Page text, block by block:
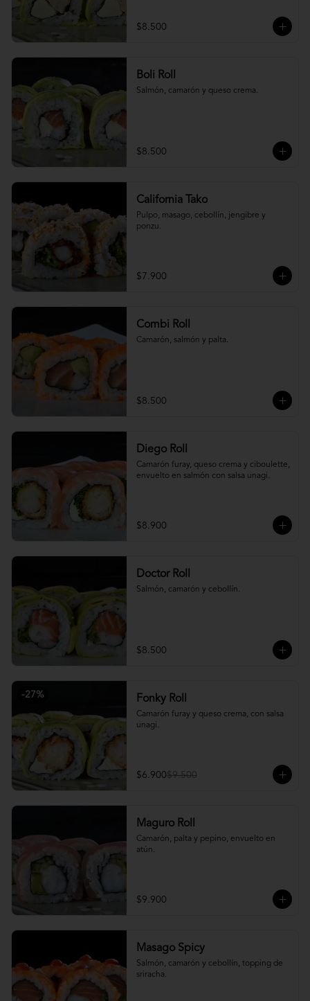
$8.500
Boli Roll
Salmón, camarón y queso crema.
$8.500
California Tako
Pulpo, masago, cebollín, jengibre y
ponzu.
$7.900
Combi Roll
Camarón, salmón y palta.
$8.500
Diego Roll
Camarón furay, queso crema y ciboulette,
envuelto en salmón con salsa unagi.
$8.900
Doctor Roll
Salmón, camarón y cebollín.
$8.500
-27% Fonky Roll
Camarón furay y queso crema, con salsa
unagi.
$6.900$9.500
Maguro Roll
Camarón, palta y pepino, envuelto en
atún.
$9.900
Masago Spicy
Salmón, camarón y cebollín, topping de
sriracha.